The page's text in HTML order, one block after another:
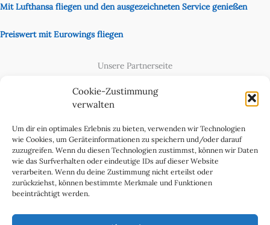
Cookie-Zustimmung
verwalten
Um dir ein optimales Erlebnis zu bieten, verwenden wir Technologien
wie Cookies, um Geräteinformationen zu speichern und/oder darauf
zuzugreifen. Wenn du diesen Technologien zustimmst, können wir Daten
wie das Surfverhalten oder eindeutige IDs auf dieser Website
verarbeiten. Wenn du deine Zustimmung nicht erteilst oder
zurückziehst, können bestimmte Merkmale und Funktionen
beeinträchtigt werden.
Mit Lufthansa fliegen und den ausgezeichneten Service genießen
Preiswert mit Eurowings fliegen
Unsere Partnerseite
Cookie-Richtlinie (EU)